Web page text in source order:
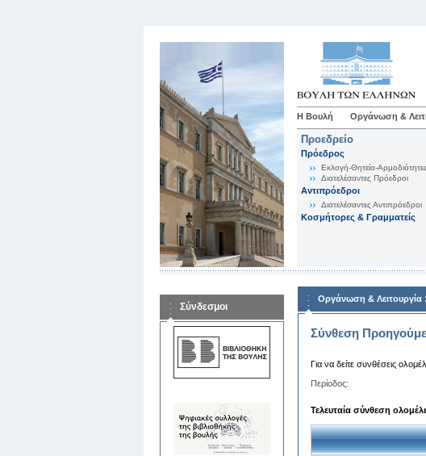
Η Βουλή Οργάνωση &
Προεδρείο
Πρόεδρος
Εκλογή-Θητεία-Αρμοδιότητες
Διατελέσαντες Πρόεδροι
Αντιπρόεδροι
Διατελέσαντες Αντιπρόεδροι
Κοσμήτορες & Γραμματείς
Σύνδεσμοι
Οργάνωση & Λειτουργία :
Σύνθεση
Για να δείτε συνθέσεις
Περίοδος:
Τελευταία σύνθεση